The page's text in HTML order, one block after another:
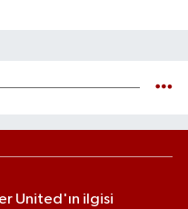
United'ın ilgisi